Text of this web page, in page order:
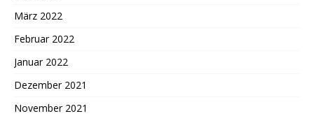
März 2022
Februar 2022
Januar 2022
Dezember 2021
November 2021